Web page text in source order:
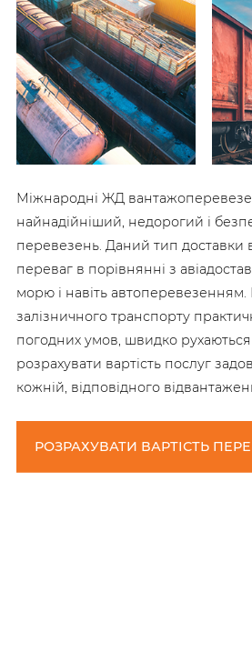
Міжнародні ЖД
найнадійніший, недорогий і
перевезень. Даний тип доставки
переваг в порівнянні з
морю і навіть
залізничного транспорту
погодних умов, швидко
розрахувати вартість послуг
кожній, відповідного
РОЗРАХУВАТИ ВАРТІСТЬ